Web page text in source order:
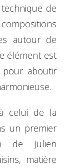
de
autour de
élément est
pour aboutir
celui de la
un premier
de Julien
matière